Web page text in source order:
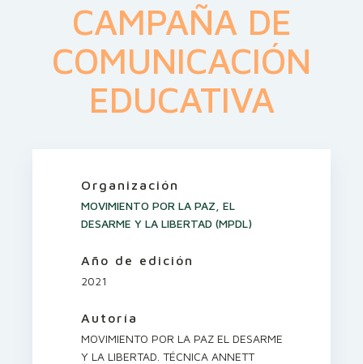
CAMPAÑA DE
COMUNICACIÓN
EDUCATIVA
Organización
MOVIMIENTO POR LA PAZ, EL
DESARME Y LA LIBERTAD (MPDL)
Año de edición
2021
Autoría
MOVIMIENTO POR LA PAZ EL DESARME
Y LA LIBERTAD. TÉCNICA ANNETT